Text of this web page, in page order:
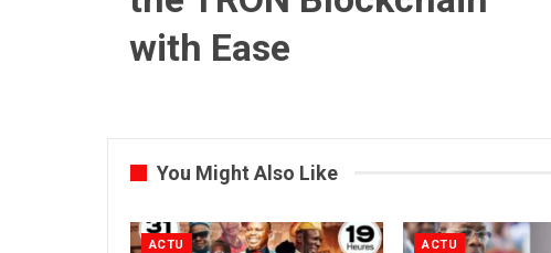
with Ease
You Might Also Like
ACTU ACTU